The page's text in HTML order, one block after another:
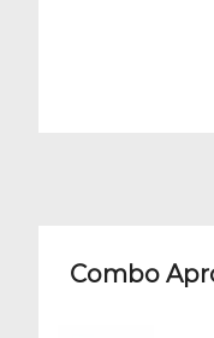
Combo